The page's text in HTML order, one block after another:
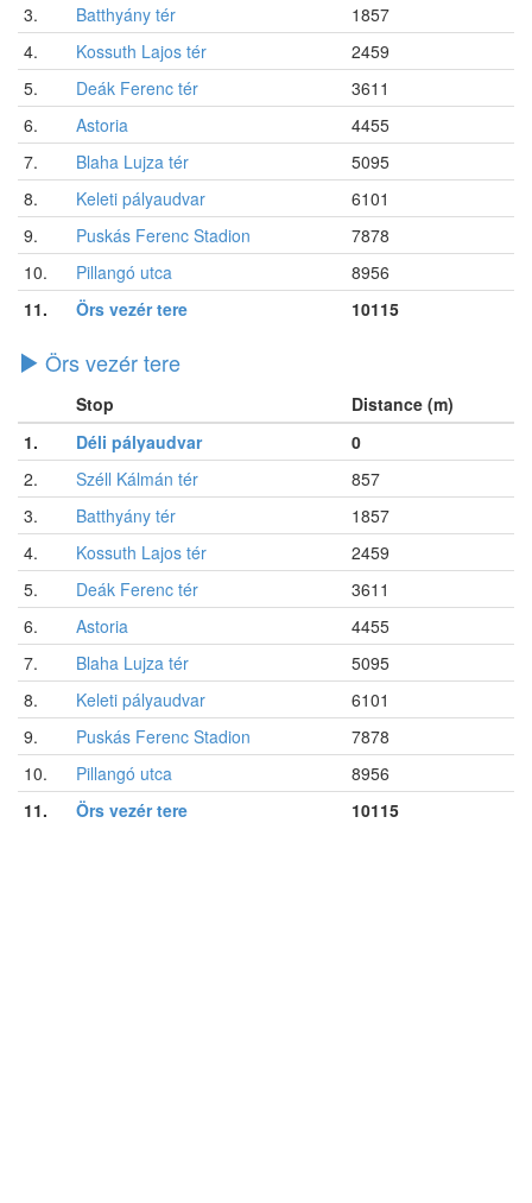
3.
Batthyány tér
1857
4.
Kossuth Lajos tér
2459
5.
Deák Ferenc tér
3611
6.
Astoria
4455
7.
Blaha Lujza tér
5095
8.
Keleti pályaudvar
6101
9.
Puskás Ferenc Stadion
7878
10.
Pillangó utca
8956
11.
Örs vezér tere 10115
Örs vezér tere
Stop
Distance (m)
1.
Déli pályaudvar
0
2.
Széll Kálmán tér
857
3.
Batthyány tér
1857
4.
Kossuth Lajos tér
2459
5.
Deák Ferenc tér
3611
6.
Astoria
4455
7.
Blaha Lujza tér
5095
8.
Keleti pályaudvar
6101
9.
Puskás Ferenc Stadion
7878
10.
Pillangó utca
8956
11.
Örs vezér tere 10115